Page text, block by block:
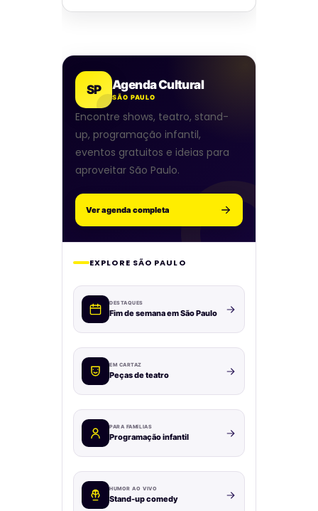
SP Agenda Cultural
SÃO PAULO
Encontre shows, teatro, stand-
up, programação infantil,
eventos gratuitos e ideias para
aproveitar São Paulo.
Ver agenda completa
EXPLORE SÃO PAULO
DESTAQUES
Fim de semana em São Paulo
EM CARTAZ
Peças de teatro
PARA FAMÍLIAS
Programação infantil
HUMOR AO VIVO
Stand-up comedy